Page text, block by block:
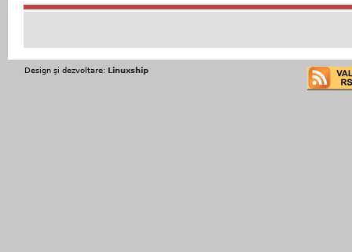
Design şi dezvoltare: Linuxship